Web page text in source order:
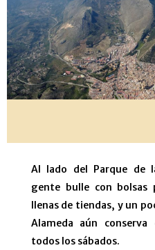
Al lado del Parque de
gente bulle con bolsas
llenas de tiendas, y un
Alameda aún
todos los sábados.